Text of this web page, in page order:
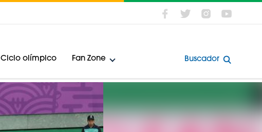
Ciclo olímpico Fan Zone Buscador